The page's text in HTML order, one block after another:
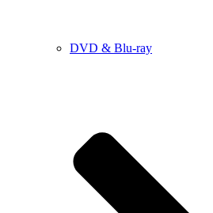
DVD & Blu-ray